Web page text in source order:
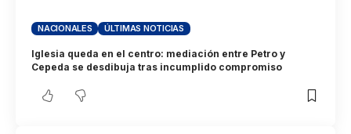
NACIONALES ÚLTIMAS NOTICIAS
Iglesia queda en el centro: mediación entre Petro y
Cepeda se desdibuja tras incumplido compromiso